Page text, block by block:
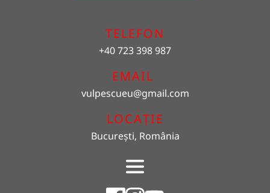
TELEFON
+40 723 398 987
EMAIL
vulpescueu@gmail.com
LOCAȚIE
București, România